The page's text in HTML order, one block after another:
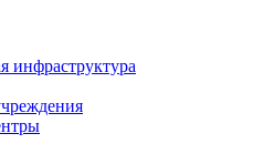
инфраструктура